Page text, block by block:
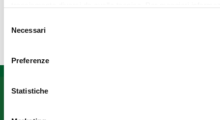
delNecessari
Preferenze
Statistiche